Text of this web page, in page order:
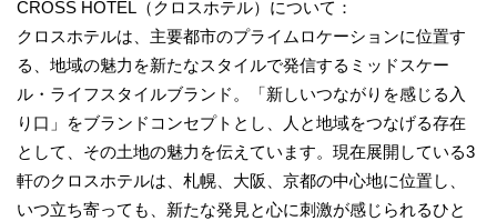
CROSS HOTEL（クロスホテル）について：
クロスホテルは、主要都市のプライムロケーションに位置す
る、地域の魅力を新たなスタイルで発信するミッドスケー
ル・ライフスタイルブランド。「新しいつながりを感じる入
り口」をブランドコンセプトとし、人と地域をつなげる存在
として、その土地の魅力を伝えています。現在展開している3
軒のクロスホテルは、札幌、大阪、京都の中心地に位置し、
いつ立ち寄っても、新たな発見と心に刺激が感じられるひと